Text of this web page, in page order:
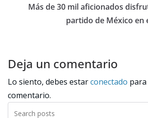
Más de 30 mil aficionados
partido de México en
Deja un comentario
Lo siento, debes estarconectado
comentario.